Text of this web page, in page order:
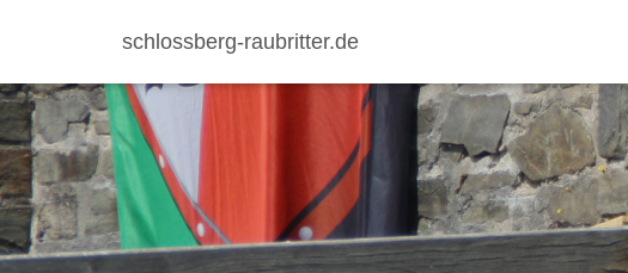
schlossberg-raubritter.de